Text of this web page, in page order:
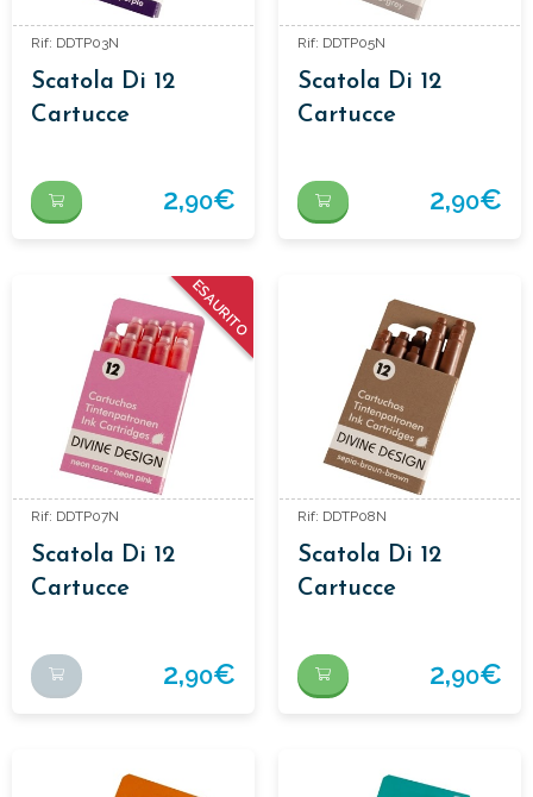
Rif: DDTP03N
Scatola Di 12
Cartucce
2,90€
Rif: DDTP05N
Scatola Di 12
Cartucce
2,90€
ESAURITO
Rif: DDTP07N
Scatola Di 12
Cartucce
2,90€
Rif: DDTP08N
Scatola Di 12
Cartucce
2,90€